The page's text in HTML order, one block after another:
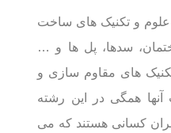
علوم و تکنیک های ساخت
سدها، پل ها و …
های مقاوم سازی و
همگی در این رشته
کسانی هستند که می